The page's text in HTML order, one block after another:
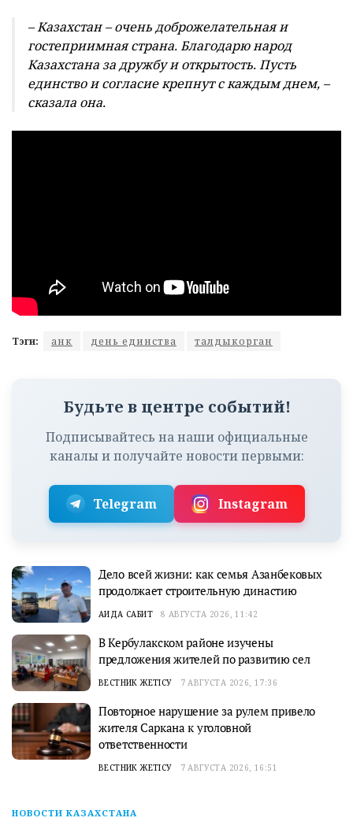
– Казахстан – очень доброжелательная и
гостеприимная страна. Благодарю народ
Казахстана за дружбу и открытость. Пусть
единство и согласие крепнут с каждым днем, –
сказала она.
Тэги: анк день единства талдыкорган
Будьте в центре событий!
Подписывайтесь на наши официальные
каналы и получайте новости первыми:
Telegram Instagram
Дело всей жизни: как семья Азанбековых
продолжает строительную династию
АИДА САБИТ 8 АВГУСТА 2026, 11:42
В Кербулакском районе изучены
предложения жителей по развитию сел
ВЕСТНИК ЖЕТІСУ 7 АВГУСТА 2026, 17:36
Повторное нарушение за рулем привело
жителя Саркана к уголовной
ответственности
ВЕСТНИК ЖЕТІСУ 7 АВГУСТА 2026, 16:51
НОВОСТИ КАЗАХСТАНА